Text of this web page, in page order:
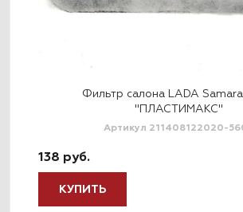
Фильтр салона LADA
"ПЛАСТИМАКС"
Артикул 211408122020-
138 руб.
КУПИТЬ